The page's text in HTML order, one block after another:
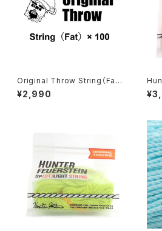
Original Throw String（Fat）
× 100
¥2,990
ャー